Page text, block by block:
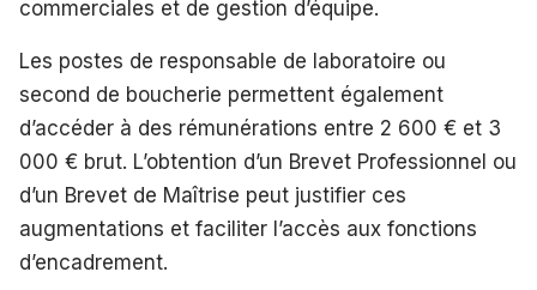
commerciales et de gestion d’équipe.
Les postes de responsable de laboratoire ou
second de boucherie permettent également
d’accéder à des rémunérations entre 2 600 € et 3
000 € brut. L’obtention d’un Brevet Professionnel ou
d’un Brevet de Maîtrise peut justifier ces
augmentations et faciliter l’accès aux fonctions
d’encadrement.